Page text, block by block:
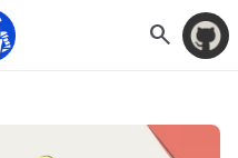
search